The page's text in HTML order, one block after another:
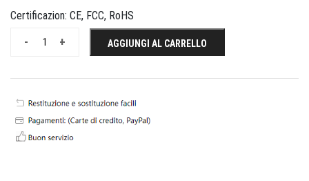
Certificazion: CE, FCC, RoHS
+
- AGGIUNGI AL CARRELLO